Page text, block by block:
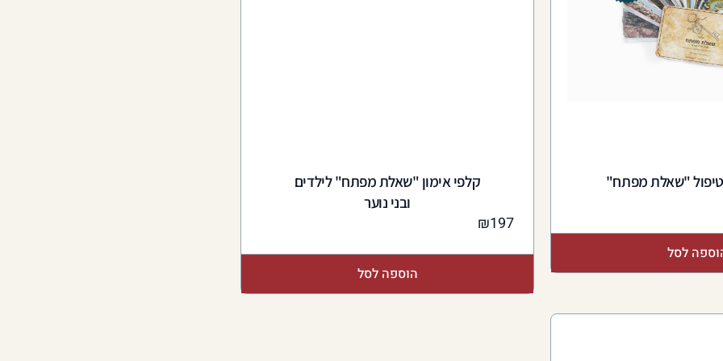
"שאלת מפתח"
לסל
קלפי אימון "שאלת מפתח" לילדים
ובני נוער
₪197
הוספה לסל